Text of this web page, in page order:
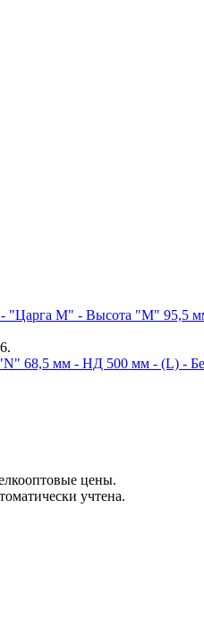
M" - Высота "M" 95,5
68,5 мм - НД 500 мм - (L) -
цены.
учтена.